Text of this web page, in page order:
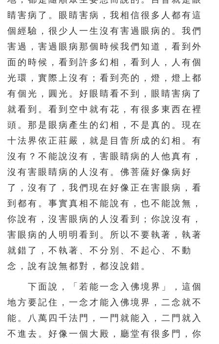
睛害病了。眼睛害病，我相信很多人都有這
個經驗，很少人一生沒有害過眼病的。我們
害過，害過眼病那個時候我們知道，看到外
面的時候，看到許多幻相，看到人，人有個
光環，實際上沒有；看到亮的，燈，燈上都
有個光，圓光。好眼睛看不到，眼睛害病了
就看到。看到空中就有花，有很多東西在裡
頭。那是眼病產生的幻相，不是真的。現在
十法界依正莊嚴，就是目眚所成的幻相。有
沒有？不能說沒有，害眼睛病的人他真有，
沒有害眼睛病的人沒有。佛菩薩好像病好
了，沒有了，我們現在好像正在害眼病，看
到都有。事實真相不能說有，也不能說無，
你說有，沒害眼病的人沒看到；你說沒有，
害眼病的人明明看到。所以不要執著，執著
就錯了，不執著、不分別、不起心、不動
念，說有說無都對，都沒說錯。
下面說，「若能一念入佛境界」，這個
地方要記住，一念才能入佛境界，二念就不
能。八萬四千法門，一門就能入，二門就入
不進去。好像一個大殿，廳堂有很多門，你